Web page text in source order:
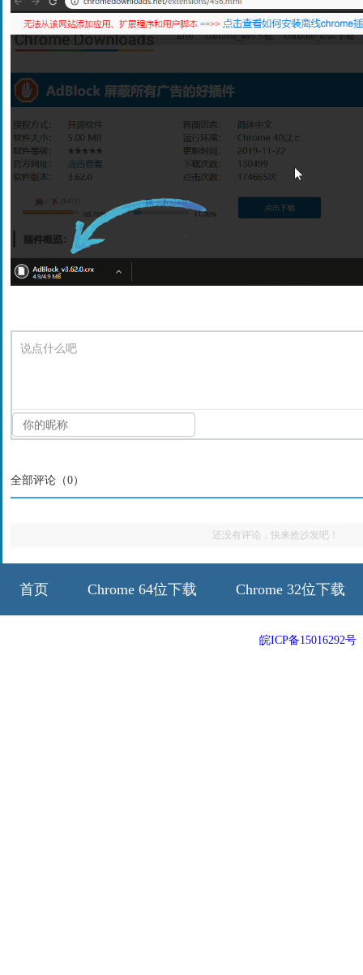
说点什么吧
全部评论（0）
还没有评论，快来抢沙发吧！
首页 Chrome 64位下载 Chrome 32位下载
皖ICP备15016292号